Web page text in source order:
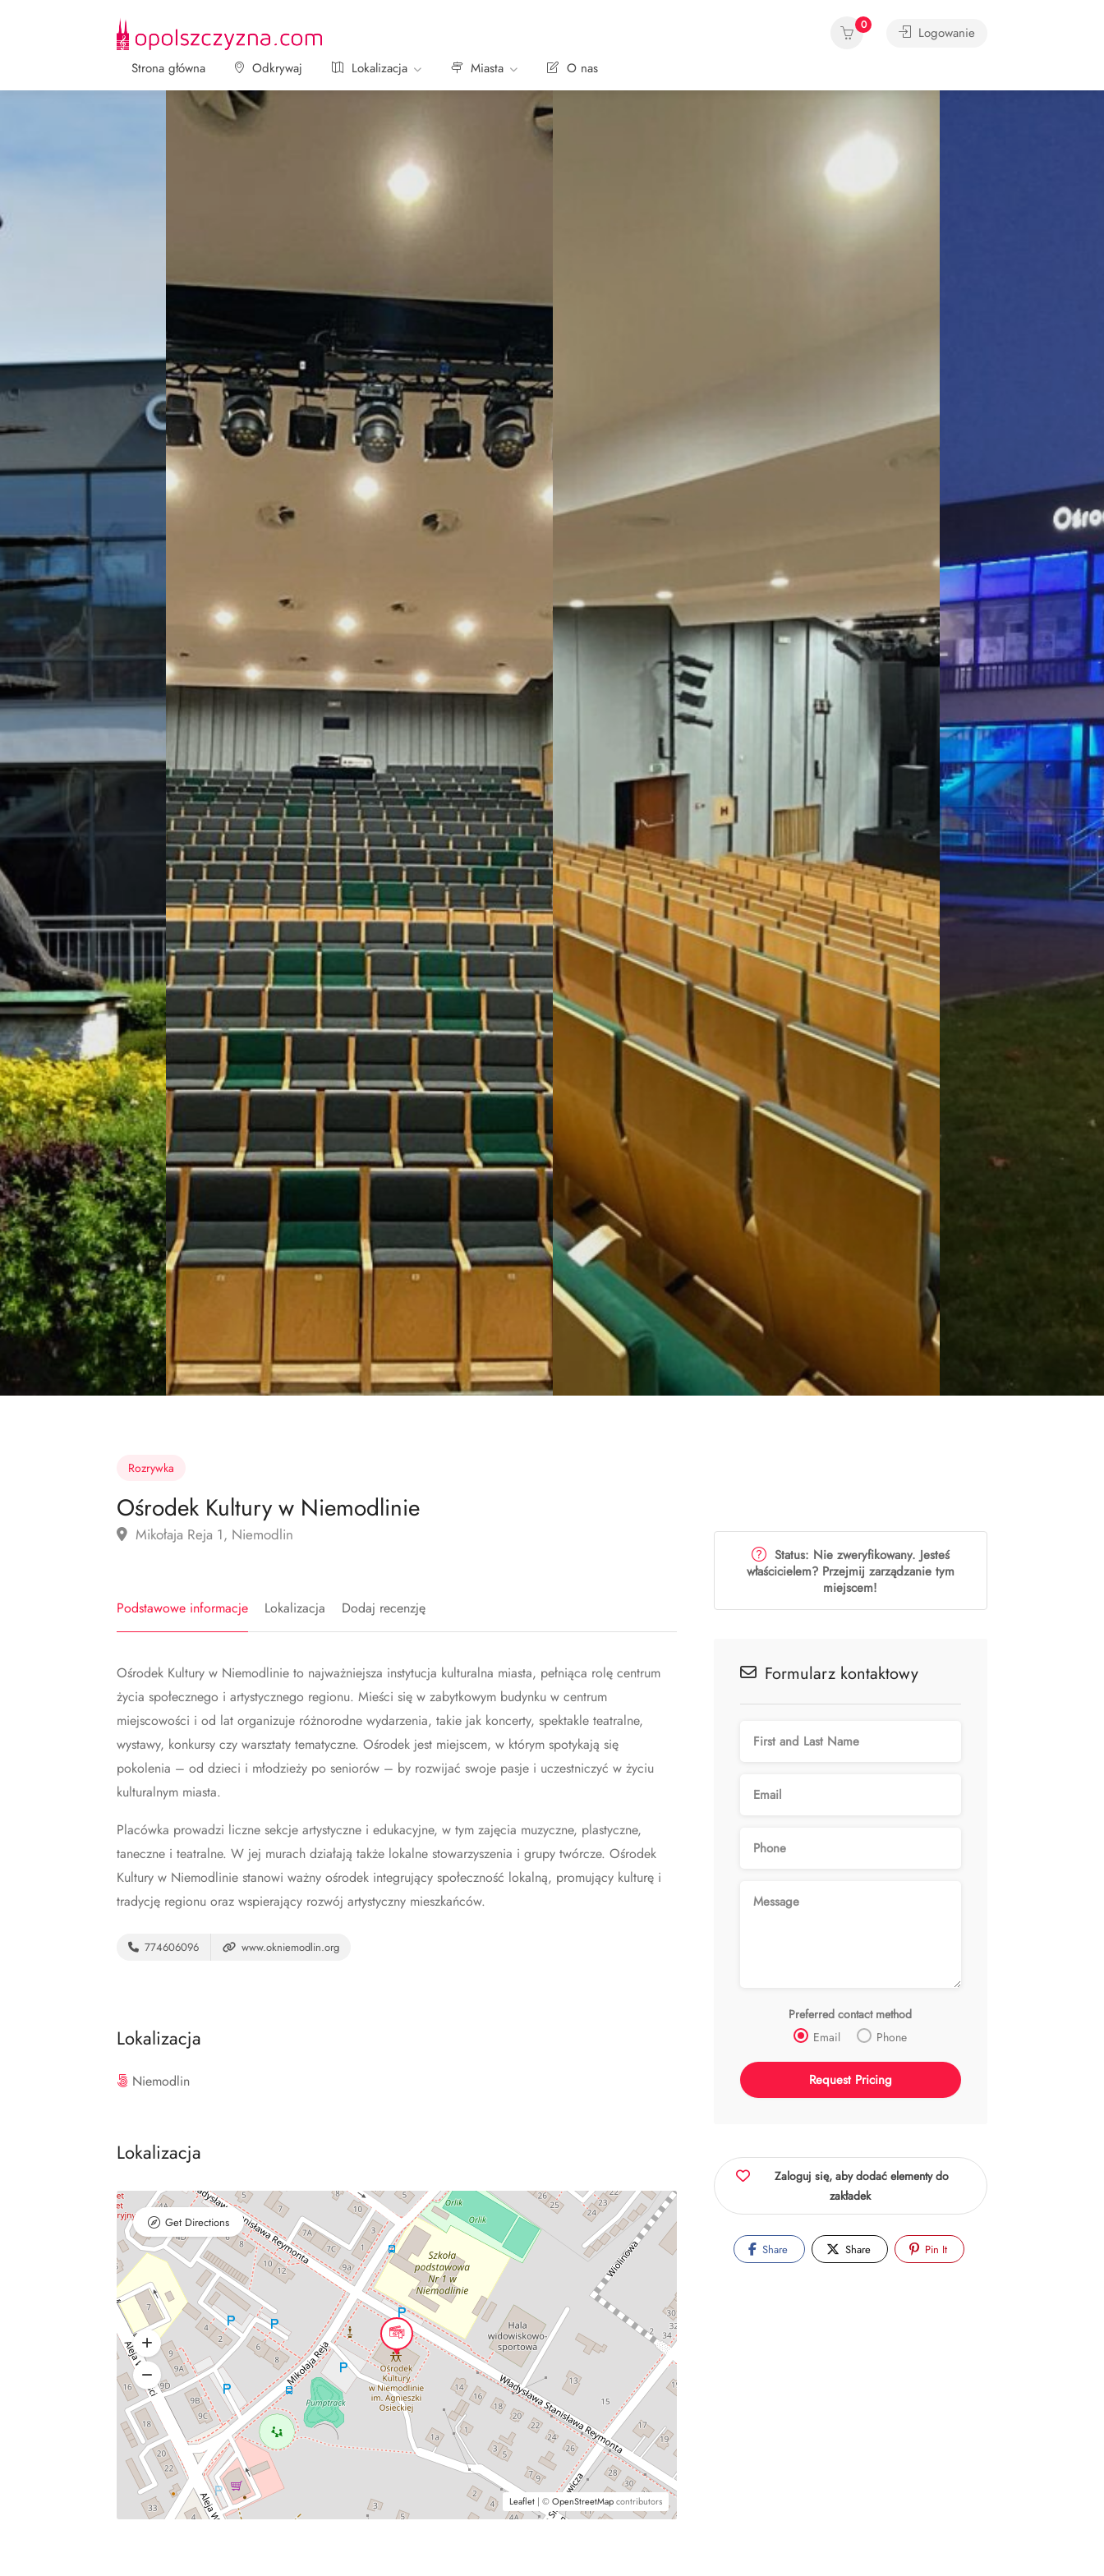
Strona główna Odkrywaj Lokalizacja Miasta O nas
0 Logowanie
Rozrywka
Ośrodek Kultury w Niemodlinie
Mikołaja Reja 1, Niemodlin
Podstawowe informacje Lokalizacja Dodaj recenzję
Ośrodek Kultury w Niemodlinie to najważniejsza instytucja kulturalna miasta, pełniąca rolę centrum
życia społecznego i artystycznego regionu. Mieści się w zabytkowym budynku w centrum
miejscowości i od lat organizuje różnorodne wydarzenia, takie jak koncerty, spektakle teatralne,
wystawy, konkursy czy warsztaty tematyczne. Ośrodek jest miejscem, w którym spotykają się
pokolenia – od dzieci i młodzieży po seniorów – by rozwijać swoje pasje i uczestniczyć w życiu
kulturalnym miasta.
Placówka prowadzi liczne sekcje artystyczne i edukacyjne, w tym zajęcia muzyczne, plastyczne,
taneczne i teatralne. W jej murach działają także lokalne stowarzyszenia i grupy twórcze. Ośrodek
Kultury w Niemodlinie stanowi ważny ośrodek integrujący społeczność lokalną, promujący kulturę i
tradycję regionu oraz wspierający rozwój artystyczny mieszkańców.
774606096 www.okniemodlin.org
Lokalizacja
Niemodlin
Lokalizacja
Leaflet| ©OpenStreetMapcontributors
Get Directions
Status: Nie zweryfikowany. Jesteś
właścicielem? Przejmij zarządzanie tym
miejscem!
Formularz kontaktowy
Preferred contact method
Email
Phone
Zaloguj się, aby dodać elementy do
zakładek
Share Share Pin It